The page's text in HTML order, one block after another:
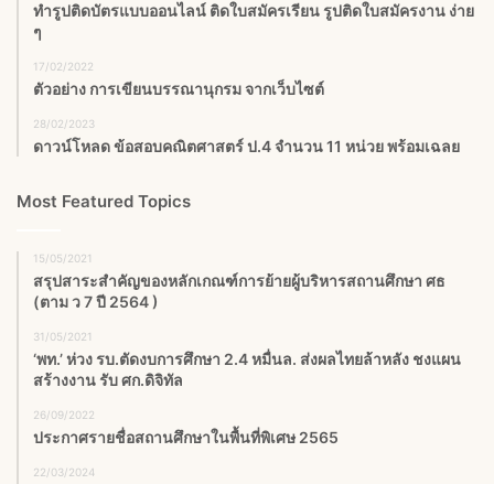
ทำรูปติดบัตรแบบออนไลน์ ติดใบสมัครเรียน รูปติดใบสมัครงาน ง่าย
ๆ
17/02/2022
ตัวอย่าง การเขียนบรรณานุกรม จากเว็บไซต์
28/02/2023
ดาวน์โหลด ข้อสอบคณิตศาสตร์ ป.4 จำนวน 11 หน่วย พร้อมเฉลย
Most Featured Topics
15/05/2021
สรุปสาระสำคัญของหลักเกณฑ์การย้ายผู้บริหารสถานศึกษา ศธ
(ตาม ว 7 ปี 2564 )
31/05/2021
‘พท.’ ห่วง รบ.ตัดงบการศึกษา 2.4 หมื่นล. ส่งผลไทยล้าหลัง ชงแผน
สร้างงาน รับ ศก.ดิจิทัล
26/09/2022
ประกาศรายชื่อสถานศึกษาในพื้นที่พิเศษ 2565
22/03/2024